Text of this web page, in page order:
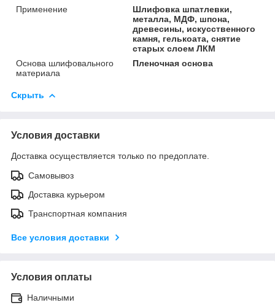
Применение
Шлифовка шпатлевки,
металла, МДФ, шпона,
древесины, искусственного
камня, гелькоата, снятие
старых слоем ЛКМ
Основа шлифовального
материала
Пленочная основа
Скрыть
Условия доставки
Доставка осуществляется только по предоплате.
Самовывоз
Доставка курьером
Транспортная компания
Все условия доставки
Условия оплаты
Наличными